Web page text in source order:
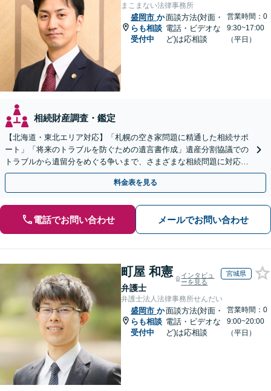
まこまない法律事務所
盛岡市 か
らも相談
受付中
面談方法(対面・
電話・ビデオな
ど)は応相談
営業時間：0
9:30~17:00
（平日）
相続財産調査・鑑定
【北海道・東北エリア対応】「札幌の空き家問題に精通した相続サポ
ート」「将来のトラブルを防ぐための遺言書作成」遺産分割協議での
トラブルから遺留分をめぐる争いまで、さまざまな相続問題に対応し
ています「アクセス良好・WEB面談対応で安心の相談」
料金表を見る
電話でお問い合わせ メールでお問い合わせ
町屋 和憲
弁護士
インタビュ
ーを見る
宮城県
弁護士法人法律事務所せんだい
盛岡市 か
らも相談
受付中
面談方法(対面・
電話・ビデオな
ど)は応相談
営業時間：0
9:00~20:00
（平日）